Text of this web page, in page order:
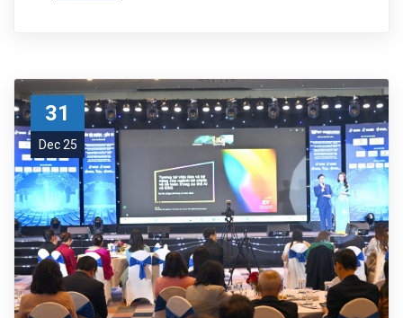
31
Dec 25